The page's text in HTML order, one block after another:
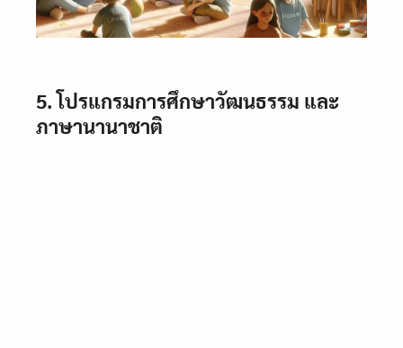
5. โปรแกรมการศึกษาวัฒนธรรม และ
ภาษานานาชาติ